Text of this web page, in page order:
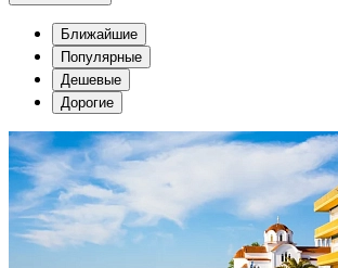
Ближайшие
Популярные
Дешевые
Дорогие